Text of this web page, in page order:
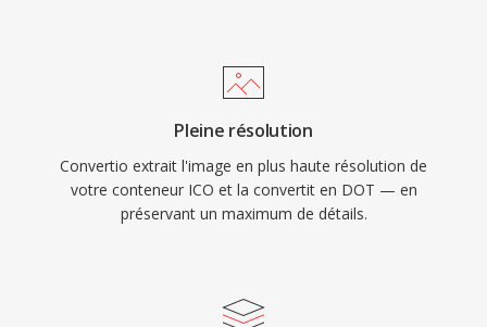
Pleine résolution
Convertio extrait l'image en plus haute résolution de
votre conteneur ICO et la convertit en DOT — en
préservant un maximum de détails.